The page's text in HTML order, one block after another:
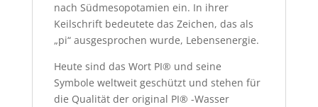
nach Südmesopotamien ein. In ihrer
Keilschrift bedeutete das Zeichen, das als
„pi“ ausgesprochen wurde, Lebensenergie.
Heute sind das Wort PI® und seine
Symbole weltweit geschützt und stehen für
die Qualität der original PI® -Wasser